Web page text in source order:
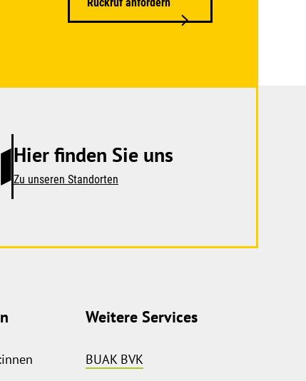
Rückruf anfordern
Hier finden Sie uns
Zu unseren Standorten
Weitere Services
BUAK BVK